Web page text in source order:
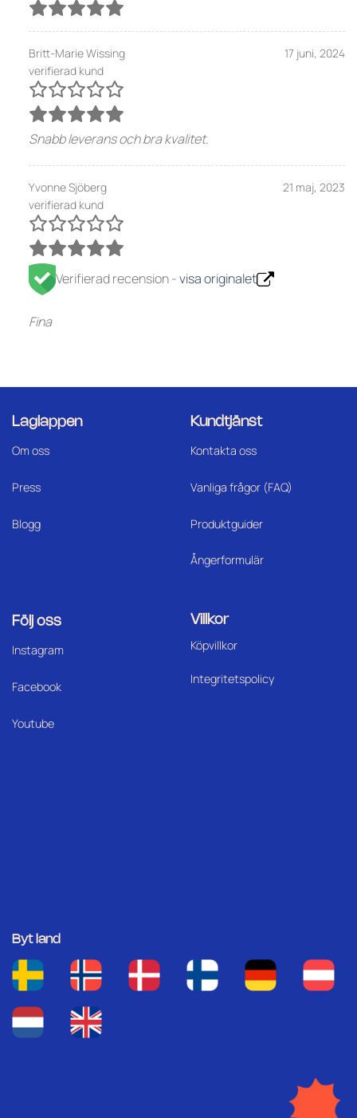
Britt-Marie Wissing
verifierad kund
17 juni, 2024
Snabb leverans och bra kvalitet.
Yvonne Sjöberg
verifierad kund
21 maj, 2023
Verifierad recension -visa originalet
Fina
Laglappen
Om oss
Press
Blogg
Kundtjänst
Kontakta oss
Vanliga frågor (FAQ)
Produktguider
Ångerformulär
Följ oss
Instagram
Facebook
Youtube
Villkor
Köpvillkor
Integritetspolicy
Byt land